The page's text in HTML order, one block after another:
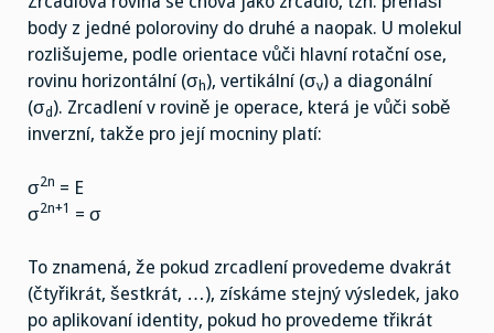
body z jedné poloroviny do druhé a naopak. U molekul
rozlišujeme, podle orientace vůči hlavní rotační ose,
rovinu horizontální (σh), vertikální (σv) a diagonální
(σd ). Zrcadlení v rovině je operace, která je vůči sobě
inverzní, takže pro její mocniny platí:
σ2n = E
σ2n+1 = σ
To znamená, že pokud zrcadlení provedeme dvakrát
(čtyřikrát, šestkrát, …), získáme stejný výsledek, jako
po aplikovaní identity, pokud ho provedeme třikrát